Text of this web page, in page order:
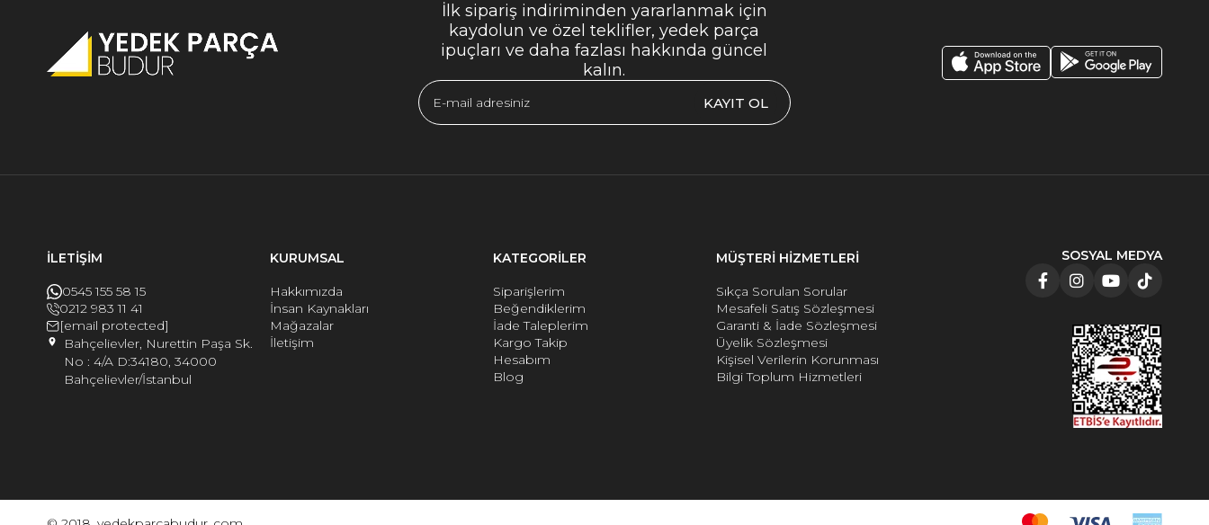
İlk sipariş indiriminden yararlanmak için
kaydolun ve özel teklifler, yedek parça
ipuçları ve daha fazlası hakkında güncel
kalın.
KAYIT OL
İLETİŞİM
0545 155 58 15
0212 983 11 41
[email protected]
Bahçelievler, Nurettin Paşa Sk.
No : 4/A D:34180, 34000
Bahçelievler/İstanbul
KURUMSAL
Hakkımızda
İnsan Kaynakları
Mağazalar
İletişim
KATEGORİLER
Siparişlerim
Beğendiklerim
İade Taleplerim
Kargo Takip
Hesabım
Blog
MÜŞTERİ HİZMETLERİ
Sıkça Sorulan Sorular
Mesafeli Satış Sözleşmesi
Garanti & İade Sözleşmesi
Üyelik Sözleşmesi
Kişisel Verilerin Korunması
Bilgi Toplum Hizmetleri
SOSYAL MEDYA